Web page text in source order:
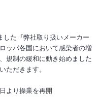
した『弊社取り扱いメーカー
ッパ各国において感染者の増
規制の緩和に動き始めました
ただきます。
より操業を再開